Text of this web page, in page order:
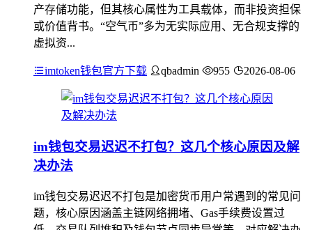
产存储功能，但其核心属性为工具载体，而非投资担保
或价值背书。“空气币”多为无实际应用、无合规支撑的
虚拟资...
imtoken钱包官方下载 qbadmin 955 2026-08-06
im钱包交易迟迟不打包？这几个核心原因及解
决办法
im钱包交易迟迟不打包是加密货币用户常遇到的常见问
题，核心原因涵盖主链网络拥堵、Gas手续费设置过